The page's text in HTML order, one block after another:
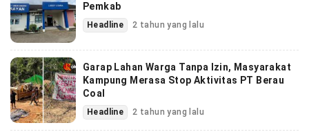
Pemkab
Headline 2 tahun yang lalu
Garap Lahan Warga Tanpa Izin, Masyarakat
Kampung Merasa Stop Aktivitas PT Berau
Coal
Headline 2 tahun yang lalu